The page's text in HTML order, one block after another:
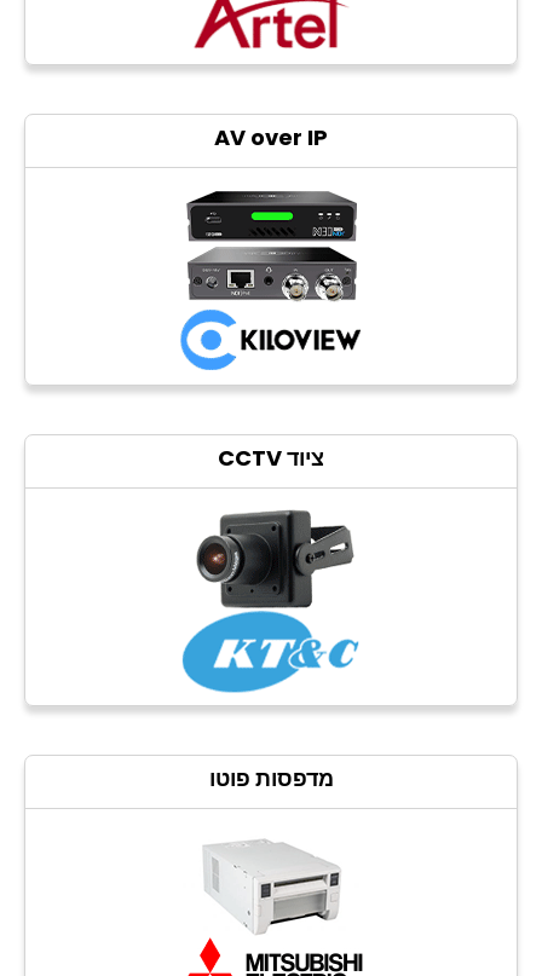
AV over IP
ציוד CCTV
מדפסות פוטו​